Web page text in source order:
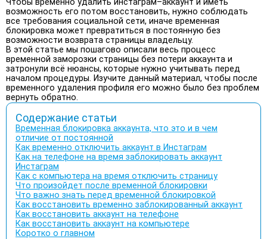
возможность его потом восстановить, нужно соблюдать
все требования социальной сети, иначе временная
блокировка может превратиться в постоянную без
возможности возврата страницы владельцу.
В этой статье мы пошагово описали весь процесс
временной заморозки страницы без потери аккаунта и
затронули всё нюансы, которые нужно учитывать перед
началом процедуры. Изучите данный материал, чтобы после
временного удаления профиля его можно было без проблем
вернуть обратно.
Содержание статьи
Временная блокировка аккаунта, что это и в чем
отличие от постоянной
Как временно отключить аккаунт в Инстаграм
Как на телефоне на время заблокировать аккаунт
Инстаграм
Как с компьютера на время отключить страницу
Что произойдет после временной блокировки
Что важно знать перед временной блокировкой
Как восстановить временно заблокированный аккаунт
Как восстановить аккаунт на телефоне
Как восстановить аккаунт на компьютере
Коротко о главном